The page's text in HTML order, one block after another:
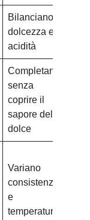
Bilanciano
dolcezza e
acidità
Completano
senza
coprire il
sapore del
dolce
Variano
consistenze
e
temperature